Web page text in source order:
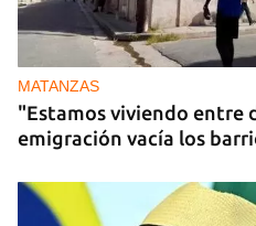
MATANZAS
"Estamos viviendo entre
emigración vacía los